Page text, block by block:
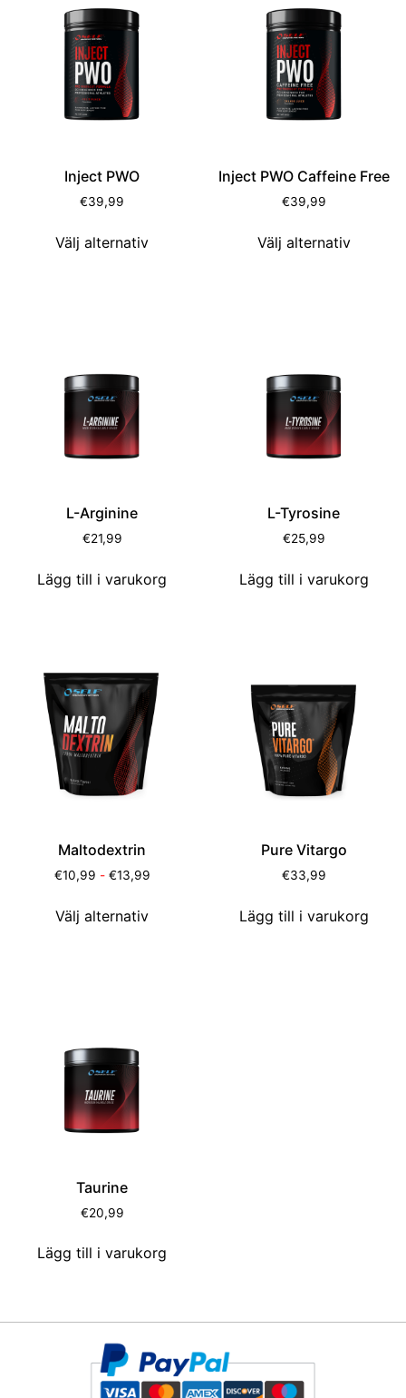
Inject PWO
€39,99
Välj alternativ
Inject PWO Caffeine Free
€39,99
Välj alternativ
L-Arginine
€21,99
Lägg till i varukorg
L-Tyrosine
€25,99
Lägg till i varukorg
Maltodextrin
€10,99 - €13,99
Välj alternativ
Pure Vitargo
€33,99
Lägg till i varukorg
Taurine
€20,99
Lägg till i varukorg